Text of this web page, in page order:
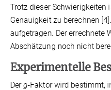
Trotz dieser Schwierigkeiten
Genauigkeit zu berechnen
aufgetragen. Der errechnete
Abschätzung noch nicht
Experimentelle
Derg-Faktor wird bestimmt,